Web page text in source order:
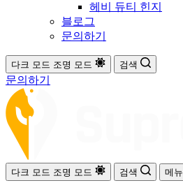
헤비 듀티 힌지
블로그
문의하기
다크 모드 조명 모드 검색
문의하기
다크 모드 조명 모드 검색 메뉴